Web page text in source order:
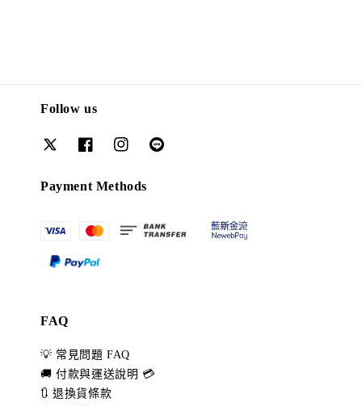
Follow us
Payment Methods
FAQ
💡 常見問題 FAQ
🚚 付款與運送說明 💳
🔃 退換貨條款